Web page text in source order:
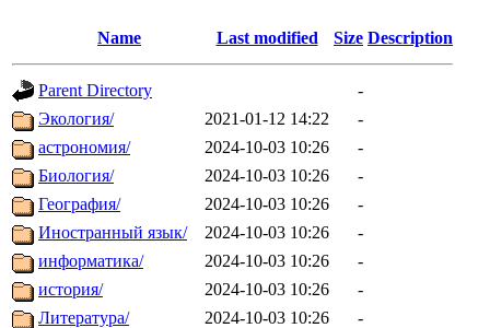
Name Last modified Size Description
Parent Directory
-
Экология/
2021-01-12 14:22
-
астрономия/
2024-10-03 10:26
-
Биология/
2024-10-03 10:26
-
География/
2024-10-03 10:26
-
Иностранный язык/
2024-10-03 10:26
-
информатика/
2024-10-03 10:26
-
история/
2024-10-03 10:26
-
Литература/
2024-10-03 10:26
-